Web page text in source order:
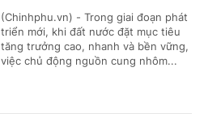
(Chinhphu.vn) - Trong giai đoạn phát
triển mới, khi đất nước đặt mục tiêu
tăng trưởng cao, nhanh và bền vững,
việc chủ động nguồn cung nhôm...